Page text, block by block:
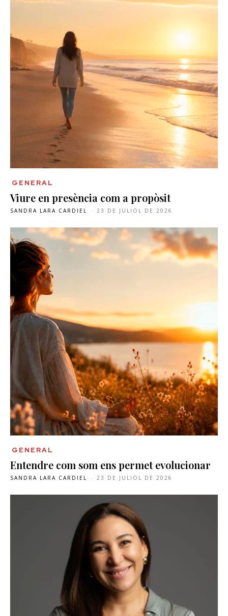
GENERAL
Viure en presència com a propòsit
SANDRA LARA CARDIEL - 23 DE JULIOL DE 2026
GENERAL
Entendre com som ens permet evolucionar
SANDRA LARA CARDIEL - 23 DE JULIOL DE 2026